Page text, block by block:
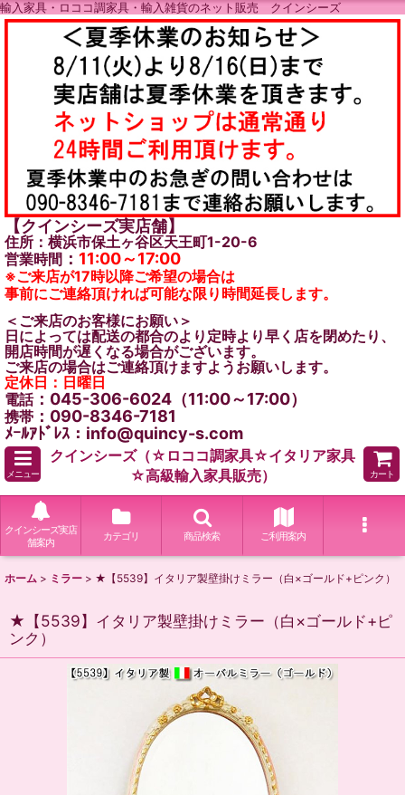
輸入家具・ロココ調家具・輸入雑貨のネット販売 クインシーズ
【クインシーズ実店舗】
住所：横浜市保土ヶ谷区天王町1-20-6
営業時間 ： 11:00～17:00
※ご来店が17時以降ご希望の場合は
事前にご連絡頂ければ可能な限り時間延長します。
＜ご来店のお客様にお願い＞
日によっては配送の都合のより定時より早く店を閉めたり、
開店時間が遅くなる場合がございます。
ご来店の場合はご連絡頂けますようお願いします。
定休日：日曜日
電話：045-306-6024（11:00～17:00）
携帯 ：090-8346-7181
ﾒｰﾙｱﾄﾞﾚｽ：info@quincy-s.com
メニュー
クインシーズ（☆ロココ調家具☆イタリア家具
☆高級輸入家具販売）
カート
クインシーズ実店
舗案内
カテゴリ 商品検索 ご利用案内
ホーム > ミラー > ★【5539】イタリア製壁掛けミラー（白×ゴールド+ピンク）
★【5539】イタリア製壁掛けミラー（白×ゴールド+ピ
ンク）